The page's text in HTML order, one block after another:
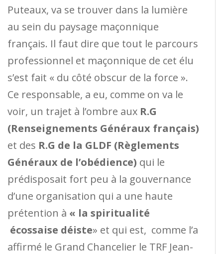
Puteaux, va se trouver dans la lumière
au sein du paysage maçonnique
français. Il faut dire que tout le parcours
professionnel et maçonnique de cet élu
s’est fait « du côté obscur de la force ».
Ce responsable, a eu, comme on va le
voir, un trajet à l’ombre aux R.G
(Renseignements Généraux français)
et des R.G de la GLDF (Règlements
Généraux de l’obédience) qui le
prédisposait fort peu à la gouvernance
d’une organisation qui a une haute
prétention à « la spiritualité
écossaise déiste» et qui est, comme l’a
affirmé le Grand Chancelier le TRF Jean-